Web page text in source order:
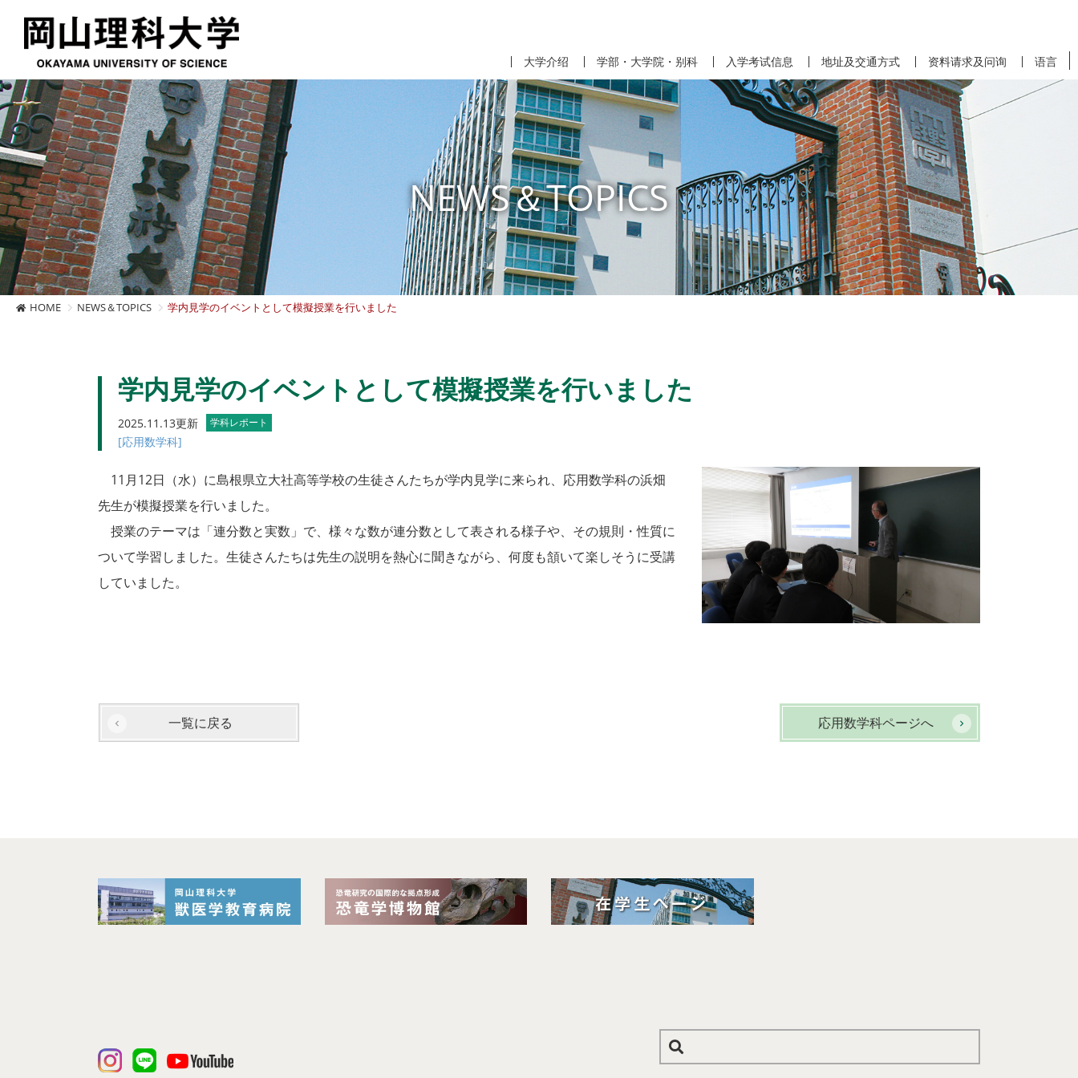
大学介绍 学部・大学院・别科 入学考试信息 地址及交通方式 资料请求及问询 语言
NEWS＆TOPICS
HOME NEWS＆TOPICS 学内見学のイベントとして模擬授業を行いました
学内見学のイベントとして模擬授業を行いました
2025.11.13更新 学科レポート
[応用数学科]
11月12日（水）に島根県立大社高等学校の生徒さんたちが学内見学に来られ、応用数学科の浜畑
先生が模擬授業を行いました。
授業のテーマは「連分数と実数」で、様々な数が連分数として表される様子や、その規則・性質に
ついて学習しました。生徒さんたちは先生の説明を熱心に聞きながら、何度も頷いて楽しそうに受講
していました。
応用数学科ページへ
一覧に戻る